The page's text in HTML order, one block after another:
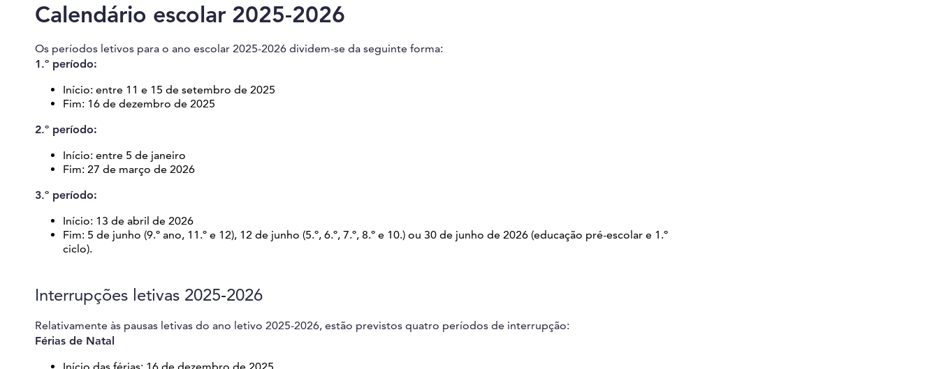
Calendário escolar 2025-2026
Os períodos letivos para o ano escolar 2025-2026 dividem-se da seguinte forma:
1.º período:
Início: entre 11 e 15 de setembro de 2025
Fim: 16 de dezembro de 2025
2.º período:
Início: entre 5 de janeiro
Fim: 27 de março de 2026
3.º período:
Início: 13 de abril de 2026
Fim: 5 de junho (9.º ano, 11.º e 12), 12 de junho (5.º, 6.º, 7.º, 8.º e 10.) ou 30 de junho de 2026 (educação pré-escolar e 1.º
ciclo).
Interrupções letivas 2025-2026
Relativamente às pausas letivas do ano letivo 2025-2026, estão previstos quatro períodos de interrupção:
Férias de Natal